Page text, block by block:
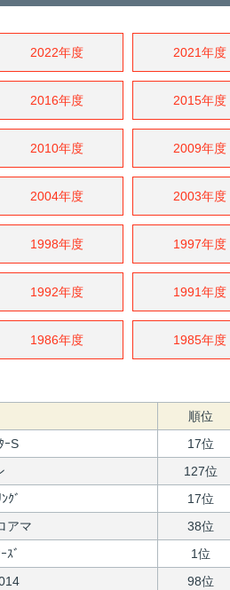
2022年度 2021年度
2016年度 2015年度
2010年度 2009年度
2004年度 2003年度
1998年度 1997年度
1992年度 1991年度
1986年度 1985年度
順位
ｰS 17位
127位
ｸﾞ 17位
アマ 38位
ｽﾞ 1位
98位